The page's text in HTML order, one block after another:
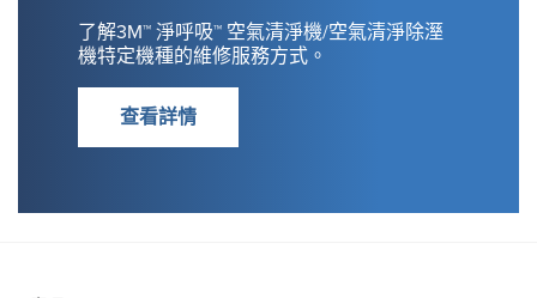
了解3M™ 淨呼吸™ 空氣清淨機/空氣清淨除溼
機特定機種的維修服務方式。
查看詳情